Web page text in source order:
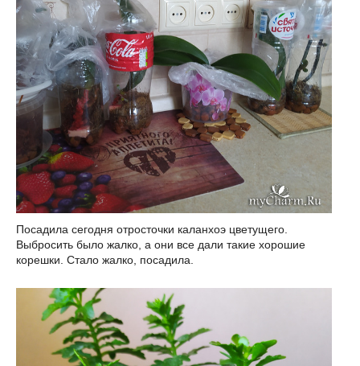
Посадила сегодня отросточки каланхоэ цветущего.
Выбросить было жалко, а они все дали такие хорошие
корешки. Стало жалко, посадила.